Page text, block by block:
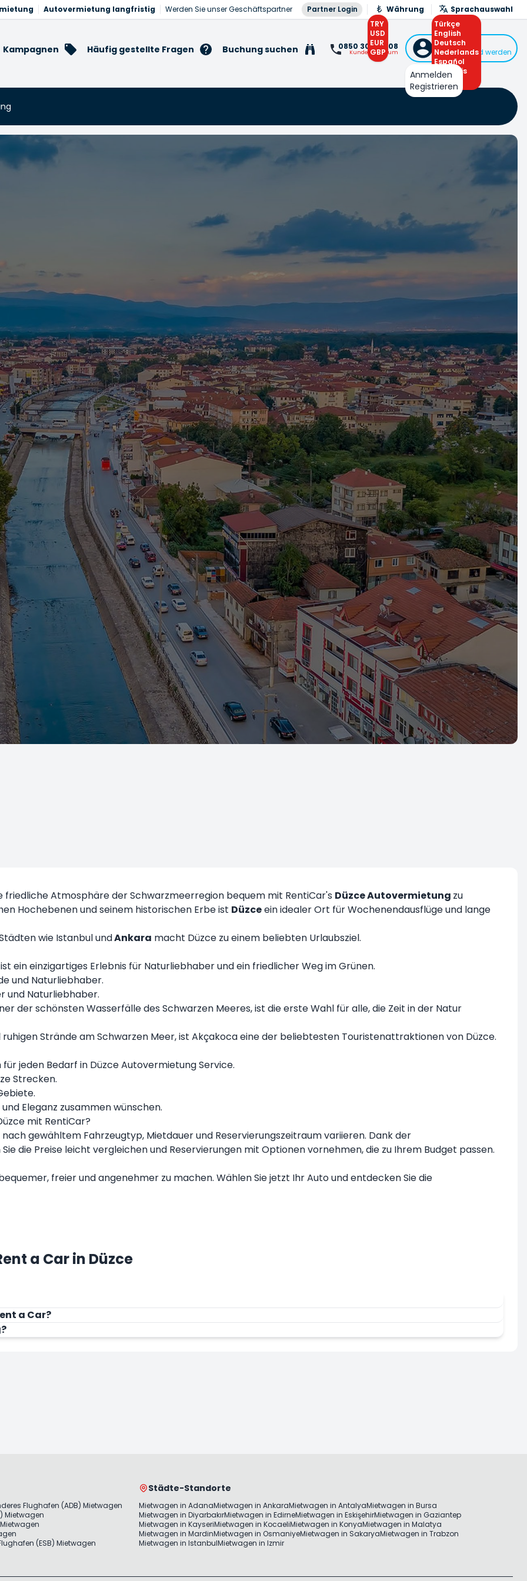
Autovermietung langfristig Werden Sie unser Geschäftspartner Partner Login
Währung
TRY
USD
EUR
GBP
Sprachauswahl
Türkçe
English
Deutsch
Nederlands
Español
Français
Arabic
Kampagnen Häufig gestellte Fragen Buchung suchen 0850 308 0 308
Kundenzentrum
Anmelden
oder Mitglied werden
Anmelden
Registrieren
friedliche Atmosphäre der Schwarzmeerregion bequem mit RentiCar's Düzce Autovermietung zu
Hochebenen und seinem historischen Erbe ist Düzceein idealer Ort für Wochenendausflüge und lange
wie Istanbul undAnkara macht Düzce zu einem beliebten Urlaubsziel.
ein einzigartiges Erlebnis für Naturliebhaber und ein friedlicher Weg im Grünen.
und Naturliebhaber.
und Naturliebhaber.
der schönsten Wasserfälle des Schwarzen Meeres, ist die erste Wahl für alle, die Zeit in der Natur
Strände am Schwarzen Meer, ist Akçakoca eine der beliebtesten Touristenattraktionen von Düzce.
jeden Bedarf in Düzce Autovermietung Service.
Strecken.
Eleganz zusammen wünschen.
mit RentiCar?
nach gewähltem Fahrzeugtyp, Mietdauer und Reservierungszeitraum variieren. Dank der
die Preise leicht vergleichen und Reservierungen mit Optionen vornehmen, die zu Ihrem Budget passen.
freier und angenehmer zu machen. Wählen Sie jetzt Ihr Auto und entdecken Sie die
a Car in Düzce
a Car?
Flughafen (ADB) Mietwagen
Mietwagen
(ESB) Mietwagen
Städte-Standorte
Mietwagen in AdanaMietwagen in AnkaraMietwagen in AntalyaMietwagen in Bursa
Mietwagen in DiyarbakırMietwagen in EdirneMietwagen in EskişehirMietwagen in Gaziantep
Mietwagen in KayseriMietwagen in KocaeliMietwagen in KonyaMietwagen in Malatya
Mietwagen in MardinMietwagen in OsmaniyeMietwagen in SakaryaMietwagen in Trabzon
Mietwagen in IstanbulMietwagen in Izmir